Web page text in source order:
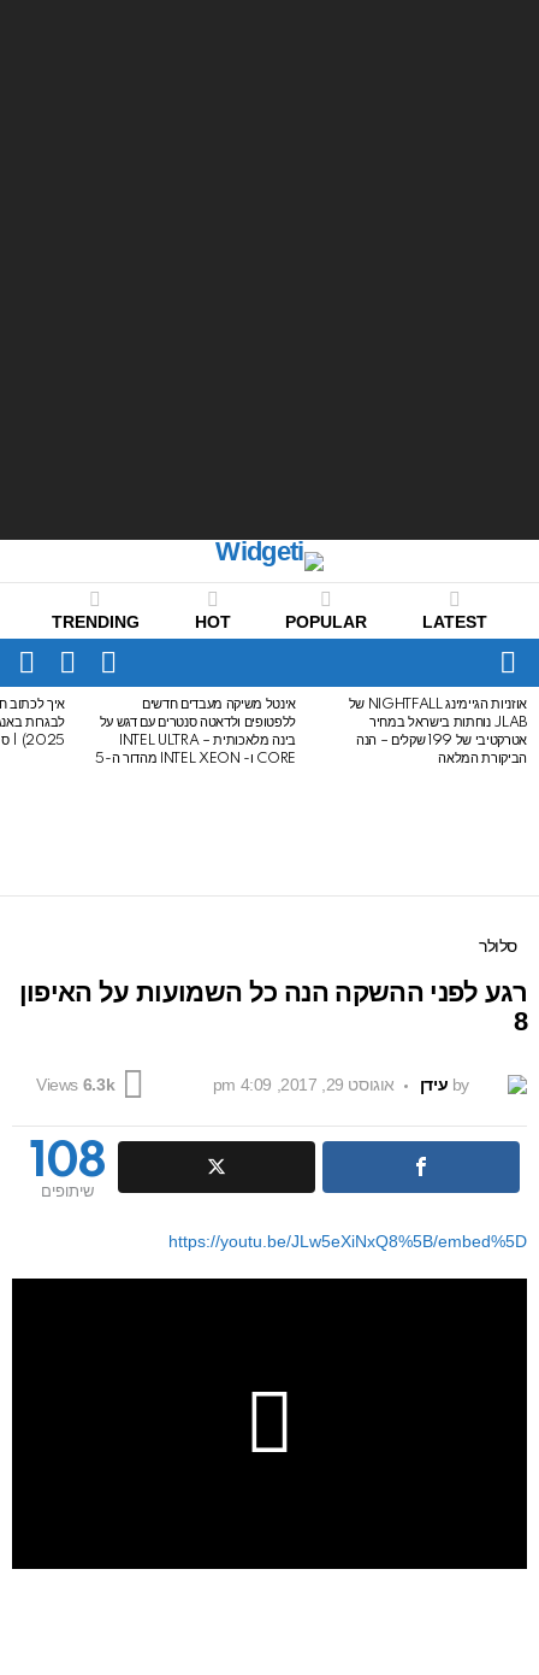
LATEST
POPULAR
HOT
TRENDING
Menu
SWITCH
SKIN
LATEST
STORIES
אוזניות הגיימינג NIGHTFALL של
JLAB נוחתות בישראל במחיר
אטרקטיבי של 199 שקלים – הנה
הביקורת המלאה
אינטל משיקה מעבדים חדשים
ללפטופים ולדאטה סנטרים עם דגש על
בינה מלאכותית – INTEL ULTRA
CORE ו- INTEL XEON מהדור ה-5
איך לכתוב
2025) | סיכום לבגרות באנגלית
סלולר
רגע לפני ההשקה הנה כל השמועות על האיפון
8
by עידן אוגוסט 29, 2017, 4:09 pm 6.3k
Views
108
שיתופים
https://youtu.be/JLw5eXiNxQ8%5B/embed%5D